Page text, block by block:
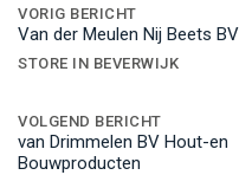
navigatie
VORIG BERICHT
Van der Meulen Nij Beets BV
STORE IN BEVERWIJK
VOLGEND BERICHT
van Drimmelen BV Hout-en
Bouwproducten